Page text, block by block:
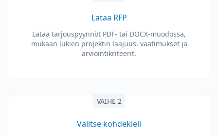
Lataa RFP
Lataa tarjouspyynnöt PDF- tai DOCX-muodossa,
mukaan lukien projektin laajuus, vaatimukset ja
arviointikriteerit.
VAIHE 2
Valitse kohdekieli